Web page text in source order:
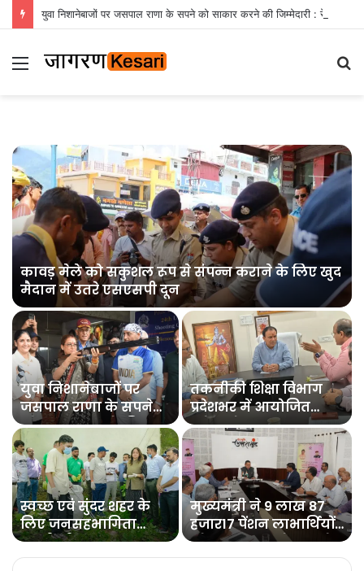
Menu
कावड़ मेले को सकुशल रूप से संपन्न कराने के लिए खुद
मैदान में उतरे एसएसपी दून
युवा निशानेबाजों पर
जसपाल राणा के सपने
को साकार करने की
जिम्मेदारी : रेखा आर्या
तकनीकी शिक्षा विभाग
प्रदेशभर में आयोजित
करेगा रोजगार
मेलेविभागीय मंत्री डा.
रावत ने बैठक में
अधिकारियों को दिये
निर्देश
स्वच्छ एवं सुंदर शहर के
लिए जनसहभागिता
जरूरीः डीएम
मुख्यमंत्री ने 9 लाख 87
हजार17 पेंशन लाभार्थियों
को कुल 146 करोड़ रुपये
32 लाख की पेंशन राशि